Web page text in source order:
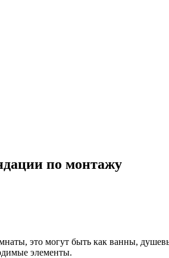
по монтажу
это могут быть как ванны,
элементы.